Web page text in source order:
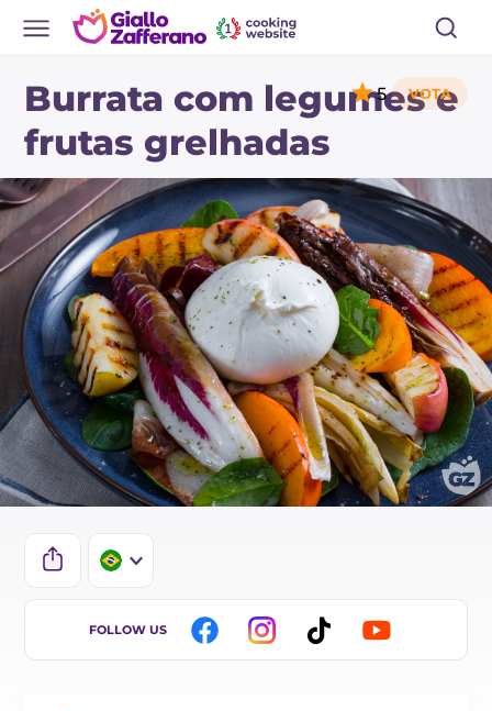
Burrata com legumes e
frutas grelhadas
5
IT
FOLLOW US